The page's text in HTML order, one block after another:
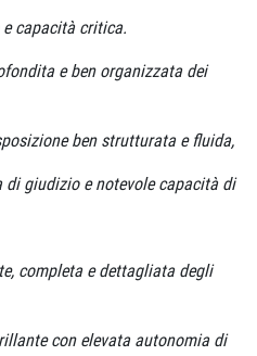
capacità critica.
e ben organizzata dei
ben strutturata e fluida,
giudizio e notevole capacità di
completa e dettagliata degli
con elevata autonomia di